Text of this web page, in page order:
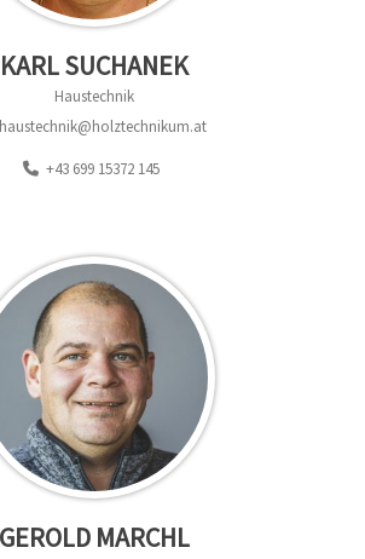
KARL SUCHANEK
Haustechnik
haustechnik@holztechnikum.at
+43 699 15372 145
GEROLD MARCHL